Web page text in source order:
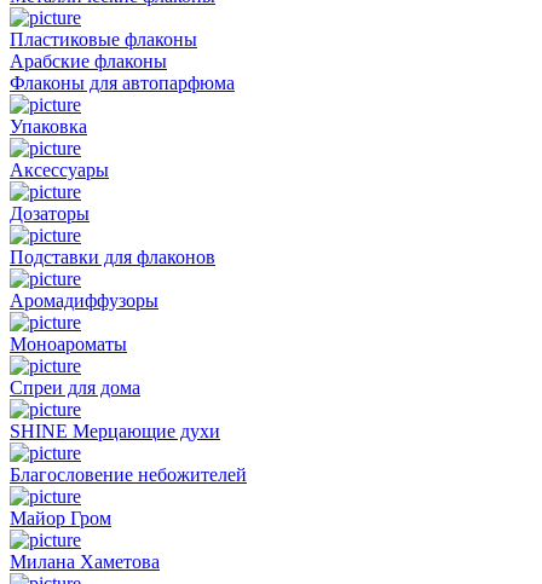
Пластиковые флаконы
Арабские флаконы
Флаконы для автопарфюма
Упаковка
Аксессуары
Дозаторы
Подставки для флаконов
Аромадиффузоры
Моноароматы
Спреи для дома
SHINE Мерцающие духи
Благословение небожителей
Майор Гром
Милана Хаметова